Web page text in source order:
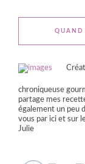
QUAND
chroniqueuse
partage mes
également un peu
vous par ici et sur
Julie